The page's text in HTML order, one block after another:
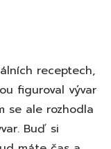
receptech,
figuroval vývar
se ale rozhodla
Buď si